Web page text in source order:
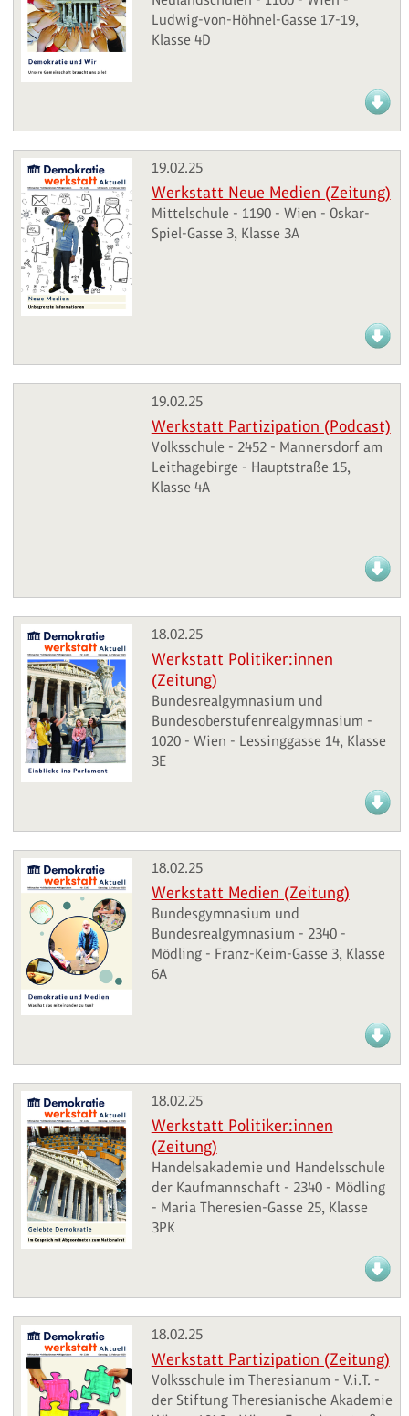
Ludwig-von-Höhnel-Gasse 17-19,
Klasse 4D
19.02.25
Werkstatt Neue Medien (Zeitung)
Mittelschule - 1190 - Wien - Oskar-
Spiel-Gasse 3, Klasse 3A
19.02.25
Werkstatt Partizipation (Podcast)
Volksschule - 2452 - Mannersdorf am
Leithagebirge - Hauptstraße 15,
Klasse 4A
18.02.25
Werkstatt Politiker:innen
(Zeitung)
Bundesrealgymnasium und
Bundesoberstufenrealgymnasium -
1020 - Wien - Lessinggasse 14, Klasse
3E
18.02.25
Werkstatt Medien (Zeitung)
Bundesgymnasium und
Bundesrealgymnasium - 2340 -
Mödling - Franz-Keim-Gasse 3, Klasse
6A
18.02.25
Werkstatt Politiker:innen
(Zeitung)
Handelsakademie und Handelsschule
der Kaufmannschaft - 2340 - Mödling
- Maria Theresien-Gasse 25, Klasse
3PK
18.02.25
Werkstatt Partizipation (Zeitung)
Volksschule im Theresianum - V.i.T. -
der Stiftung Theresianische Akademie